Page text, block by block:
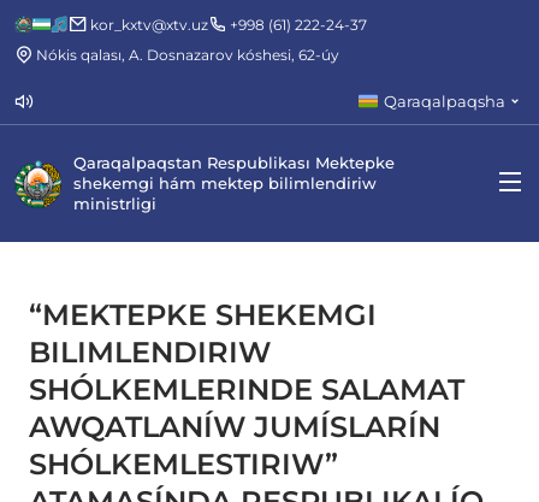
kor_kxtv@xtv.uz
+998 (61) 222-24-37
Nókis qalası, A. Dosnazarov kóshesi, 62-úy
Qaraqalpaqsha
Qaraqalpaqstan Respublikası Mektepke
shekemgi hám mektep bilimlendiriw
ministrligi
“MEKTEPKE SHEKEMGI
BILIMLENDIRIW
SHÓLKEMLERINDE SALAMAT
AWQATLANÍW JUMÍSLARÍN
SHÓLKEMLESTIRIW”